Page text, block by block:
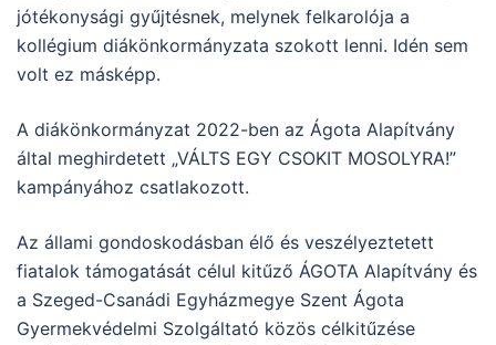
jótékonysági gyűjtésnek, melynek felkarolója a
kollégium diákönkormányzata szokott lenni. Idén sem
volt ez másképp.
A diákönkormányzat 2022-ben az Ágota Alapítvány
által meghirdetett „VÁLTS EGY CSOKIT MOSOLYRA!”
kampányához csatlakozott.
Az állami gondoskodásban élő és veszélyeztetett
fiatalok támogatását célul kitűző ÁGOTA Alapítvány és
a Szeged-Csanádi Egyházmegye Szent Ágota
Gyermekvédelmi Szolgáltató közös célkitűzése